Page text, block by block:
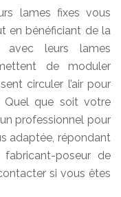
lames fixes vous
en bénéficiant de la
avec leurs lames
de moduler
circuler l’air pour
Quel que soit votre
professionnel pour
adaptée, répondant
poseur de
si vous êtes